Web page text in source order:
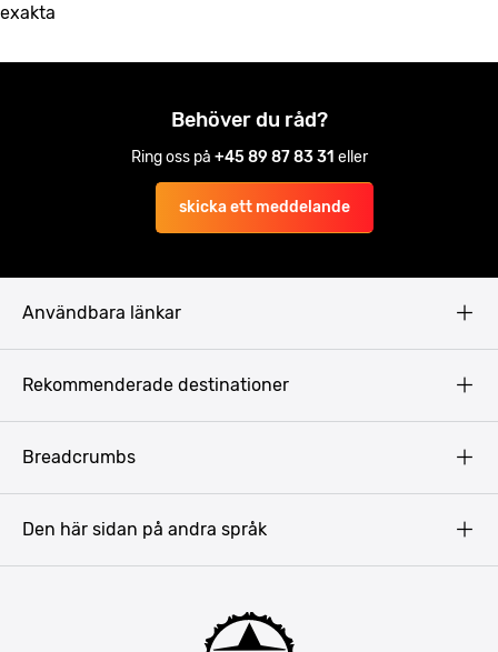
exakta
Behöver du råd?
Ring oss på +45 89 87 83 31 eller
skicka ett meddelande
Användbara länkar
Rekommenderade destinationer
Breadcrumbs
Den här sidan på andra språk